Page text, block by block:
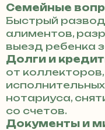
Семейные
Быстрый
алиментов,
выезд ребенка
Долги и
от
нотариуса,
со счетов.
Документы и